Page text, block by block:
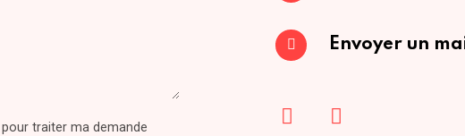
Envoyer un
traiter ma demande